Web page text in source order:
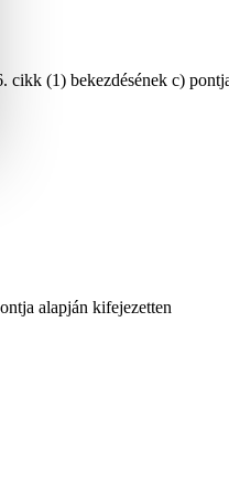
cikk (1) bekezdésének c)
alapján kifejezetten